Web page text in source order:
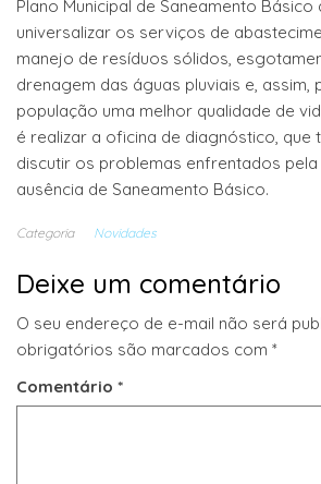
Plano Municipal de Saneamento Básico
universalizar os serviços de
manejo de resíduos sólidos,
drenagem das águas pluviais e, assim,
população uma melhor qualidade de
é realizar a oficina de diagnóstico, que
discutir os problemas enfrentados
ausência de Saneamento Básico.
Categoria Novidades
Deixe um comentário
O seu endereço de e-mail não será
obrigatórios são marcados com *
Comentário *